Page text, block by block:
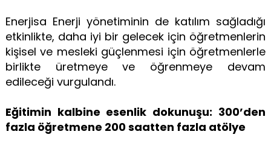
Enerjisa Enerji yönetiminin de katılım sağladığı
etkinlikte, daha iyi bir gelecek için öğretmenlerin
kişisel ve mesleki güçlenmesi için öğretmenlerle
birlikte üretmeye ve öğrenmeye devam
edileceği vurgulandı.
Eğitimin kalbine esenlik dokunuşu: 300’den
fazla öğretmene 200 saatten fazla atölye